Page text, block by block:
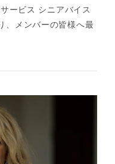
ービス シニアバイス
、メンバーの皆様へ最